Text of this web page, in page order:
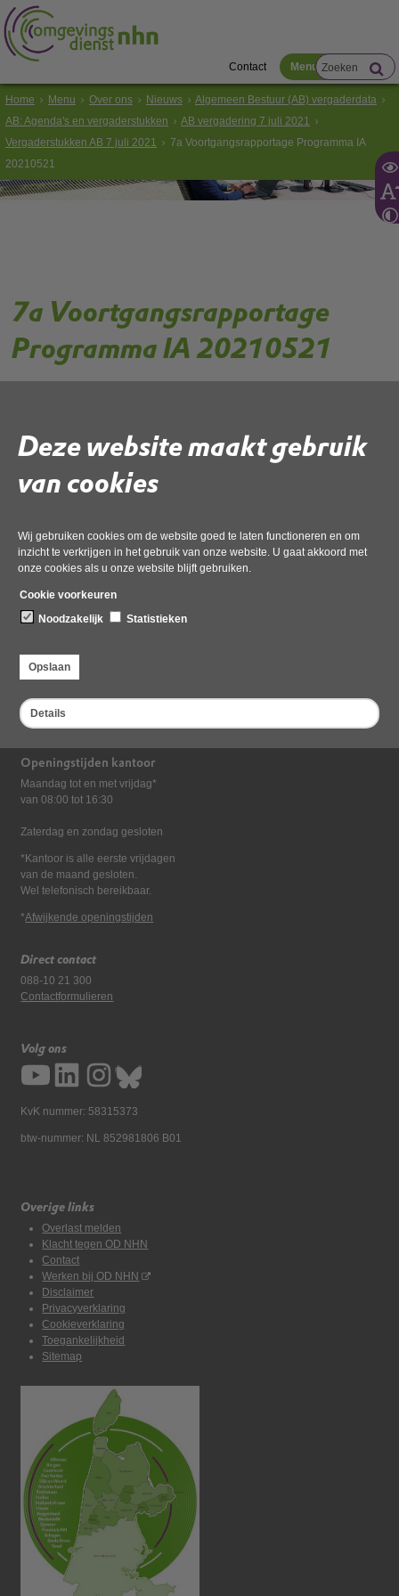
Deze website maakt gebruik
van cookies
Wij gebruiken cookies om de website goed te laten functioneren en om
inzicht te verkrijgen in het gebruik van onze website. U gaat akkoord met
onze cookies als u onze website blijft gebruiken.
Cookie voorkeuren
Noodzakelijk
Statistieken
Opslaan
Details
Contact Menu
Home Menu Over ons Nieuws
Algemeen Bestuur (AB) vergaderdata
AB: Agenda's en vergaderstukken
AB vergadering 7 juli 2021
Vergaderstukken AB 7 juli 2021
7a Voortgangsrapportage Programma IA
20210521
7a Voortgangsrapportage
Programma IA 20210521
01 december 2022,pdf, 254kB
Bezoekadres
Postadres
Openingstijden kantoor
Maandag tot en met vrijdag*
van 08:00 tot 16:30
Zaterdag en zondag gesloten
*Kantoor is alle eerste vrijdagen
van de maand gesloten.
Wel telefonisch bereikbaar.
*Afwijkende openingstijden
Direct contact
088-10 21 300
Contactformulieren
Volg ons
KvK nummer: 58315373
btw-nummer: NL 852981806 B01
Overige links
Overlast melden
Klacht tegen OD NHN
Contact
Werken bij OD NHN
Disclaimer
Privacyverklaring
Cookieverklaring
Toegankelijkheid
Sitemap